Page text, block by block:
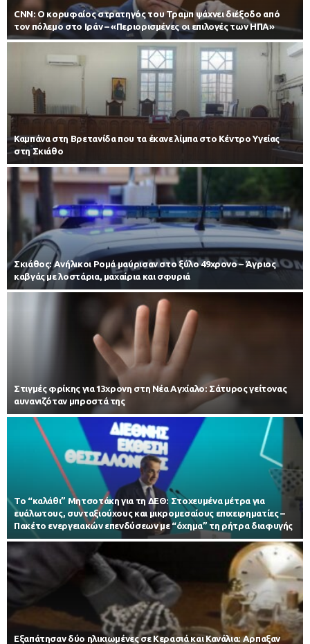
CNN: Ο κορυφαίος στρατηγός του Τραμπ ψάχνει διέξοδο από
τον πόλεμο στο Ιράν – «Περιορισμένες οι επιλογές των ΗΠΑ»
Καμπάνα στη Βρετανίδα που τα έκανε λίμπα στο Κέντρο Υγείας
στη Σκιάθο
Σκιάθος: Ανήλικοι Ρομά μαύρισαν στο ξύλο 49χρονο – Άγριος
καβγάς με λοστάρια, μαχαίρια και σφυριά
Στιγμές φρίκης για 13χρονη στη Νέα Αγχίαλο: Σάτυρος γείτονας
αυνανιζόταν μπροστά της
Το “καλάθι” Μητσοτάκη για τη ΔΕΘ: Στοχευμένα μέτρα για
ευάλωτους, συνταξιούχους και μικρομεσαίους επιχειρηματίες –
Πακέτο ενεργειακών επενδύσεων με “όχημα” τη ρήτρα διαφυγής
Εξαπάτησαν δύο ηλικιωμένες σε Κερασιά και Κανάλια: Αρπαξαν